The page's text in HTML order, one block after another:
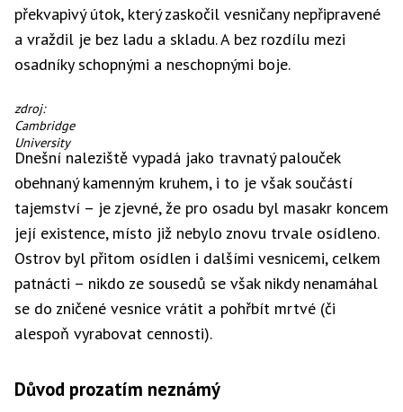
překvapivý útok, který zaskočil vesničany nepřipravené
a vraždil je bez ladu a skladu. A bez rozdílu mezi
osadníky schopnými a neschopnými boje.
zdroj:
Cambridge
University
Dnešní naleziště vypadá jako travnatý palouček
obehnaný kamenným kruhem, i to je však součástí
tajemství – je zjevné, že pro osadu byl masakr koncem
její existence, místo již nebylo znovu trvale osídleno.
Ostrov byl přitom osídlen i dalšími vesnicemi, celkem
patnácti – nikdo ze sousedů se však nikdy nenamáhal
se do zničené vesnice vrátit a pohřbít mrtvé (či
alespoň vyrabovat cennosti).
Důvod prozatím neznámý